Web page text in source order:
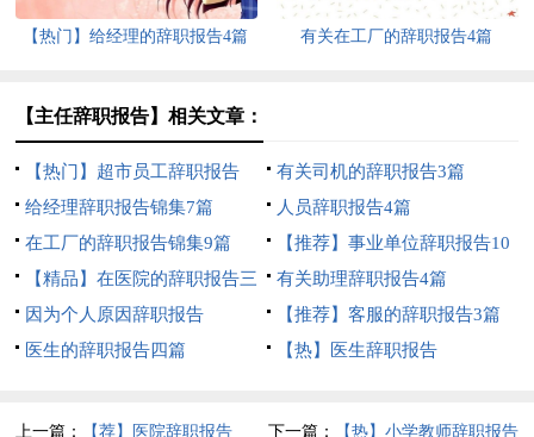
【热门】给经理的辞职报告4篇 有关在工厂的辞职报告4篇
【主任辞职报告】相关文章：
【热门】超市员工辞职报告
有关司机的辞职报告3篇
给经理辞职报告锦集7篇
人员辞职报告4篇
在工厂的辞职报告锦集9篇
【推荐】事业单位辞职报告10
篇
【精品】在医院的辞职报告三
篇
有关助理辞职报告4篇
因为个人原因辞职报告
【推荐】客服的辞职报告3篇
医生的辞职报告四篇
【热】医生辞职报告
上一篇： 【荐】医院辞职报告 下一篇： 【热】小学教师辞职报告